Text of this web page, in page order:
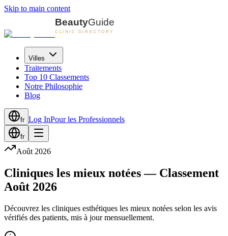
Skip to main content
Villes
Traitements
Top 10 Classements
Notre Philosophie
Blog
fr Log InPour les Professionnels
fr
Août 2026
Cliniques les mieux notées — Classement
Août 2026
Découvrez les cliniques esthétiques les mieux notées selon les avis
vérifiés des patients, mis à jour mensuellement.